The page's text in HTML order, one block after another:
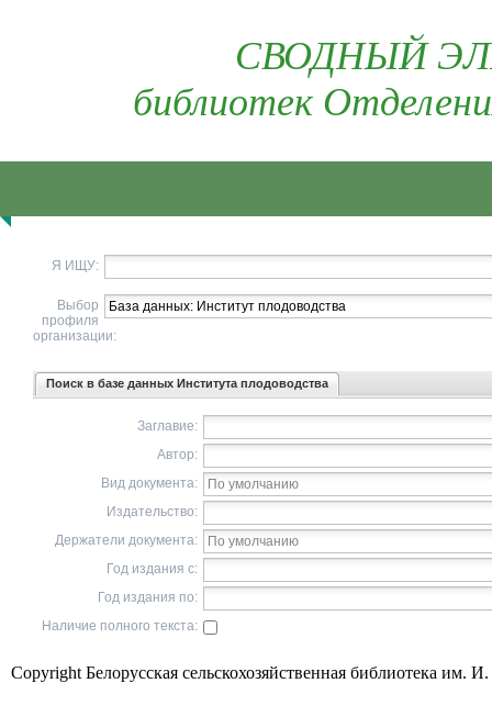
СВОДНЫЙ
библиотек
Я ИЩУ:
Выбор
профиля
организации:
Поиск в базе данных Института плодоводства
Заглавие:
Автор:
Вид документа:
Издательство:
Держатели документа:
Год издания с:
Год издания по:
Наличие полного текста:
Copyright Белорусская сельскохозяйственная библиотека им.